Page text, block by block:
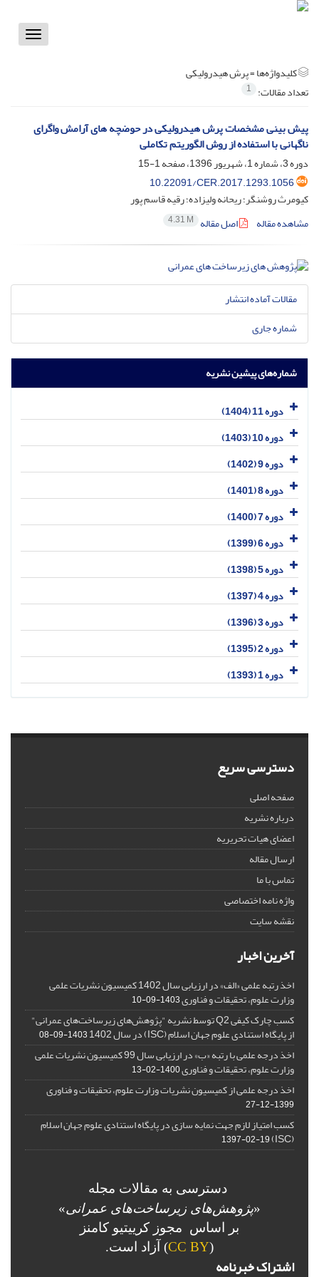
Toggle
کلیدواژه‌ها =پرش هیدرولیکی
تعداد مقالات: 1
پیش بینی مشخصات پرش هیدرولیکی در حوضچه های آرامش واگرای
ناگهانی با استفاده از روش الگوریتم تکاملی
دوره 3، شماره 1، شهریور 1396، صفحه
1-15
10.22091/CER.2017.1293.1056
کیومرث روشنگر؛ ریحانه ولیزاده؛ رقیه قاسم پور
مشاهده مقاله
اصل مقاله 4.31 M
مقالات آماده انتشار
شماره جاری
شماره‌های پیشین نشریه
دوره 11 (1404)
دوره 10 (1403)
دوره 9 (1402)
دوره 8 (1401)
دوره 7 (1400)
دوره 6 (1399)
دوره 5 (1398)
دوره 4 (1397)
دوره 3 (1396)
دوره 2 (1395)
دوره 1 (1393)
دسترسی سریع
صفحه اصلی
درباره نشریه
اعضای هیات تحریریه
ارسال مقاله
تماس با ما
واژه نامه اختصاصی
نقشه سایت
آخرین اخبار
اخذ رتبه علمی «الف» در ارزیابی سال 1402 کمیسیون نشریات علمی
وزارت علوم، تحقیقات و فناوری1403-09-10
کسب چارک کیفی Q2 توسط نشریه "پژوهش‌های زیرساخت‌های عمرانی"
از پایگاه استنادی علوم جهان اسلام (ISC) در سال 1402 1403-09-08
اخذ درجه علمی با رتبه «ب» در ارزیابی سال 99 کمیسیون نشریات علمی
وزارت علوم، تحقیقات و فناوری1400-02-13
اخذ درجه علمی از کمیسیون نشریات وزارت علوم، تحقیقات و فناوری
1399-12-27
کسب امتیاز لازم جهت نمایه سازی در پایگاه استنادی علوم جهان اسلام
(ISC)
1397-02-19
دسترسی به مقالات مجله
«پژوهش‌های زیرساخت‌های عمرانی»
بر اساس مجوز کرییتیو کامنز
(
CC BY) آزاد است.
اشتراک خبرنامه